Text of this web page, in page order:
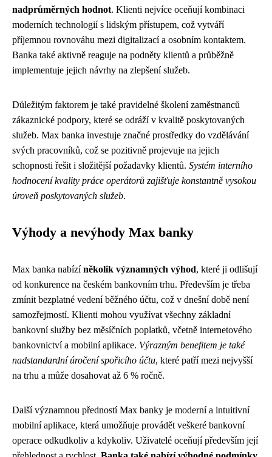
nadprůměrných hodnot. Klienti nejvíce oceňují kombinaci
moderních technologií s lidským přístupem, což vytváří
příjemnou rovnováhu mezi digitalizací a osobním kontaktem.
Banka také aktivně reaguje na podněty klientů a průběžně
implementuje jejich návrhy na zlepšení služeb.
Důležitým faktorem je také pravidelné školení zaměstnanců
zákaznické podpory, které se odráží v kvalitě poskytovaných
služeb. Max banka investuje značné prostředky do vzdělávání
svých pracovníků, což se pozitivně projevuje na jejich
schopnosti řešit i složitější požadavky klientů. Systém interního
hodnocení kvality práce operátorů zajišťuje konstantně vysokou
úroveň poskytovaných služeb.
Výhody a nevýhody Max banky
Max banka nabízíněkolik významných výhod, které ji odlišují
od konkurence na českém bankovním trhu. Především je třeba
zmínit bezplatné vedení běžného účtu, což v dnešní době není
samozřejmostí. Klienti mohou využívat všechny základní
bankovní služby bez měsíčních poplatků, včetně internetového
bankovnictví a mobilní aplikace. Výrazným benefitem je také
nadstandardní úročení spořicího účtu, které patří mezi nejvyšší
na trhu a může dosahovat až 6 % ročně.
Další významnou předností Max banky je moderní a intuitivní
mobilní aplikace, která umožňuje provádět veškeré bankovní
operace odkudkoliv a kdykoliv. Uživatelé oceňují především její